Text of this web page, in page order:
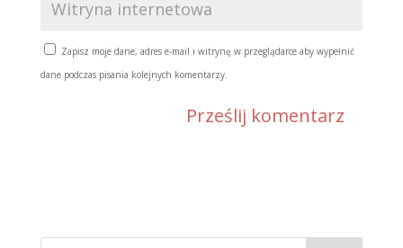
Zapisz moje dane, adres e-mail i witrynę w przeglądarce aby wypełnić
dane podczas pisania kolejnych komentarzy.